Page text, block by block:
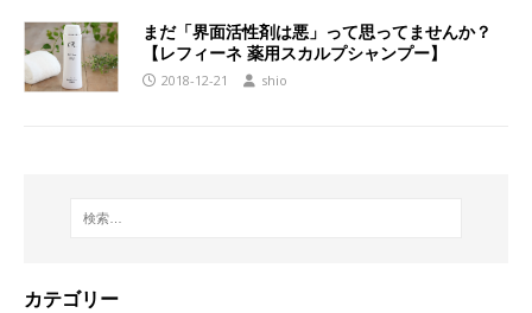
まだ「界面活性剤は悪」って思ってませんか？
【レフィーネ 薬用スカルプシャンプー】
2018-12-21 shio
カテゴリー